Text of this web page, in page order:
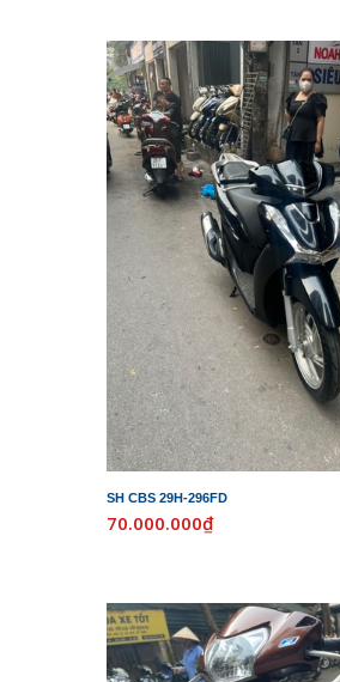
SH CBS 29H-296FD
70.000.000₫